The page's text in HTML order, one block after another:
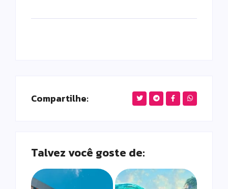
Compartilhe:
Talvez você goste de: